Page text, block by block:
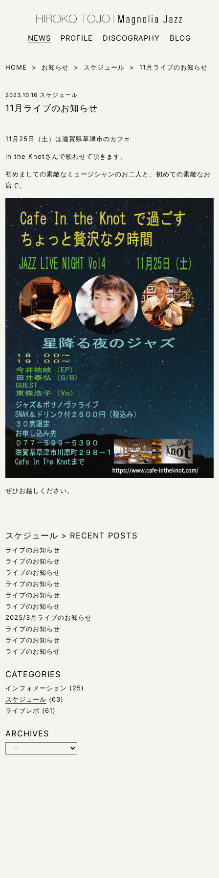
NEWS
PROFILE DISCOGRAPHY BLOG
HOME > お知らせ > スケジュール > 11月ライブのお知らせ
2023.10.16 スケジュール
11月ライブのお知らせ
11月25日（土）は滋賀県草津市のカフェ
in the Knotさんで歌わせて頂きます。
初めましての素敵なミュージシャンのお二人と、初めての素敵なお
店で。
ぜひお越しください。
スケジュール > RECENT POSTS
ライブのお知らせ
ライブのお知らせ
ライブのお知らせ
ライブのお知らせ
ライブのお知らせ
ライブのお知らせ
2025/3月ライブのお知らせ
ライブのお知らせ
ライブのお知らせ
ライブのお知らせ
CATEGORIES
インフォメーション (25)
スケジュール (63)
ライブレポ (61)
ARCHIVES